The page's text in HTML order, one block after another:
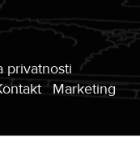
privatnosti
Marketing